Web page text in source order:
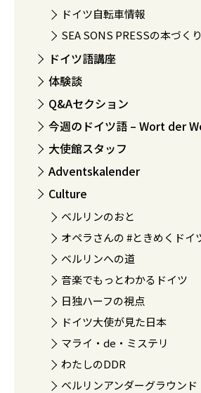
ドイツ自転車情報
SEA SONS PRESSの本づく
ドイツ語講座
体験談
Q&Aセクション
今週のドイツ語 – Wort der
大使館スタッフ
Adventskalender
Culture
ベルリンのおと
オペラさんの #ときめくドイ
ベルリンへの道
音楽でもっとわかるドイツ
日独ハーフの視点
ドイツ大使が見た日本
マライ・de・ミステリ
わたしのDDR
ベルリンアンダーグラウンド